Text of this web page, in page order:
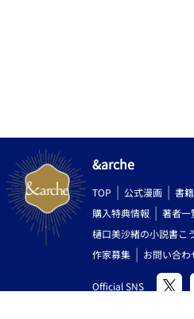
&arche
TOP 公式漫画 書
購入特典情報
著者一
樋口美沙緒の小説書こ
作家募集
お問い合わ
Official SNS